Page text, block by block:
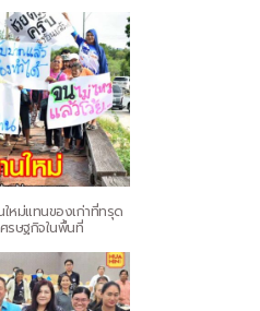
ใหม่แทนของเก่าที่ทรุด
รษฐกิจในพื้นที่